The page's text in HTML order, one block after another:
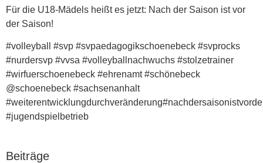
Für die U18-Mädels heißt es jetzt: Nach der Saison ist vor
der Saison!
#volleyball #svp #svpaedagogikschoenebeck #svprocks
#nurdersvp #vvsa #volleyballnachwuchs #stolzetrainer
#wirfuerschoenebeck #ehrenamt #schönebeck
@schoenebeck #sachsenanhalt
#jugendspielbetrieb
Beiträge